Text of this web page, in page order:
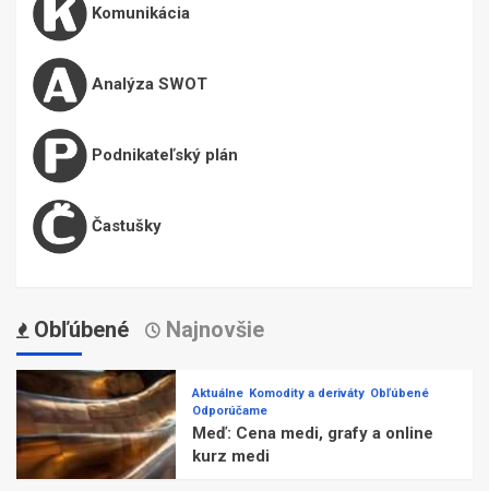
Komunikácia
Analýza SWOT
Podnikateľský plán
Častušky
Obľúbené Najnovšie
Aktuálne Komodity a deriváty Obľúbené
Odporúčame
Meď: Cena medi, grafy a online
kurz medi